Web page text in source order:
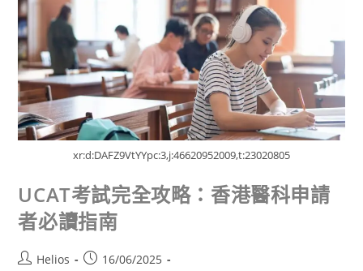
xr:d:DAFZ9VtYYpc:3,j:46620952009,t:23020805
UCAT考試完全攻略：香港醫科申請
者必讀指南
Helios
16/06/2025